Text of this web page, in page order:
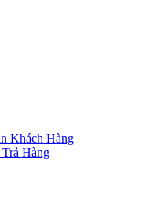
Khách Hàng
Hàng